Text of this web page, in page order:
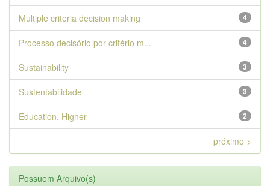
4
Multiple criteria decision making
4
Processo decisório por critério m...
3
Sustainability
3
Sustentabilidade
2
Education, Higher
próximo >
Possuem Arquivo(s)